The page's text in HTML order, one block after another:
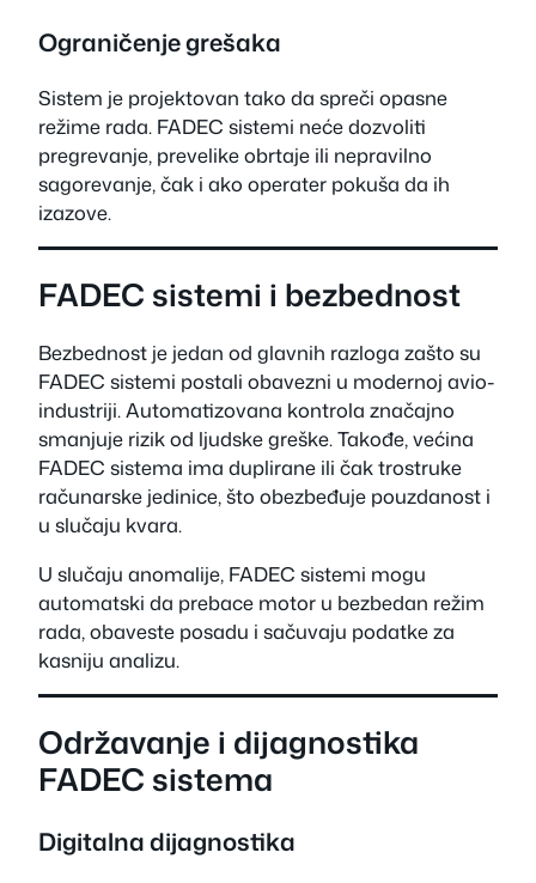
Ograničenje grešaka
Sistem je projektovan tako da spreči opasne
režime rada. FADEC sistemi neće dozvoliti
pregrevanje, prevelike obrtaje ili nepravilno
sagorevanje, čak i ako operater pokuša da ih
izazove.
FADEC sistemi i bezbednost
Bezbednost je jedan od glavnih razloga zašto su
FADEC sistemi postali obavezni u modernoj avio-
industriji. Automatizovana kontrola značajno
smanjuje rizik od ljudske greške. Takođe, većina
FADEC sistema ima duplirane ili čak trostruke
računarske jedinice, što obezbeđuje pouzdanost i
u slučaju kvara.
U slučaju anomalije, FADEC sistemi mogu
automatski da prebace motor u bezbedan režim
rada, obaveste posadu i sačuvaju podatke za
kasniju analizu.
Održavanje i dijagnostika
FADEC sistema
Digitalna dijagnostika